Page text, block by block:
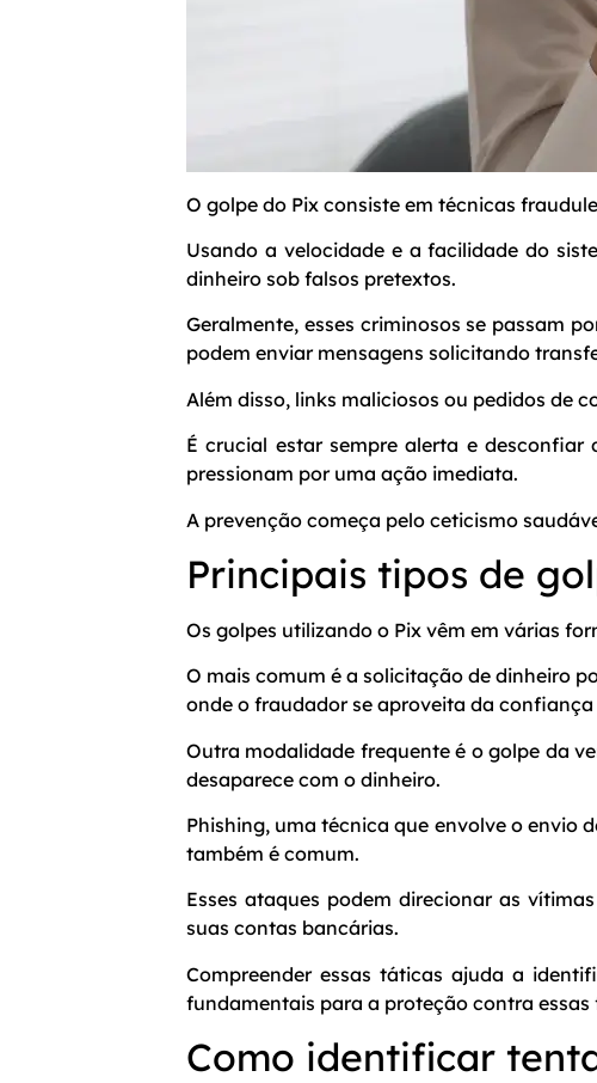
O golpe do Pix consiste em técnicas
Usando a velocidade e a facilidade do
dinheiro sob falsos pretextos.
Geralmente, esses criminosos se passam
podem enviar mensagens solicitando
Além disso, links maliciosos ou pedidos de
É crucial estar sempre alerta e desconfiar
pressionam por uma ação imediata.
A prevenção começa pelo ceticismo
Principais tipos de
Os golpes utilizando o Pix vêm em várias
O mais comum é a solicitação de dinheiro
onde o fraudador se aproveita da
Outra modalidade frequente é o golpe da
desaparece com o dinheiro.
Phishing, uma técnica que envolve o envio
também é comum.
Esses ataques podem direcionar as
suas contas bancárias.
Compreender essas táticas ajuda a
fundamentais para a proteção contra essas
Como identificar